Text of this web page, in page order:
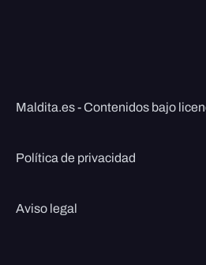
Maldita.es - Contenidos bajo
Política de privacidad
Aviso legal